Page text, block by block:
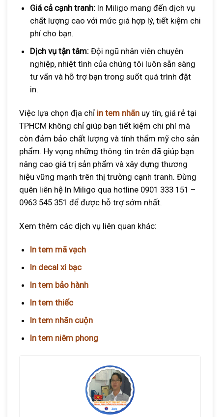
Giá cả cạnh tranh:In Miligo mang đến dịch vụ
chất lượng cao với mức giá hợp lý, tiết kiệm chi
phí cho bạn.
Dịch vụ tận tâm:Đội ngũ nhân viên chuyên
nghiệp, nhiệt tình của chúng tôi luôn sẵn sàng
tư vấn và hỗ trợ bạn trong suốt quá trình đặt
in.
Việc lựa chọn địa chỉ in tem nhãn uy tín, giá rẻ tại
TPHCM không chỉ giúp bạn tiết kiệm chi phí mà
còn đảm bảo chất lượng và tính thẩm mỹ cho sản
phẩm. Hy vọng những thông tin trên đã giúp bạn
nâng cao giá trị sản phẩm và xây dựng thương
hiệu vững mạnh trên thị trường cạnh tranh. Đừng
quên liên hệ In Miligo qua hotline 0901 333 151 –
0963 545 351 để được hỗ trợ sớm nhất.
Xem thêm các dịch vụ liên quan khác:
In tem mã vạch
In decal xi bạc
In tem bảo hành
In tem thiếc
In tem nhãn cuộn
In tem niêm phong